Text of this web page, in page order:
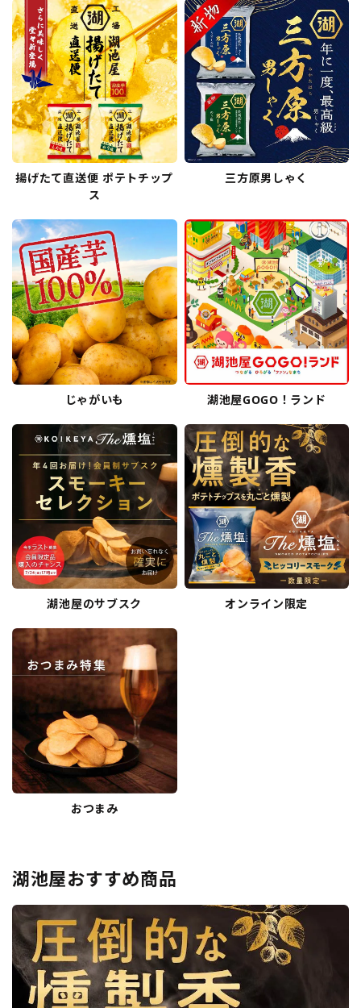
揚げたて直送便 ポテトチップ
ス
三方原男しゃく
じゃがいも 湖池屋GOGO！ランド
湖池屋のサブスク オンライン限定
おつまみ
湖池屋おすすめ商品